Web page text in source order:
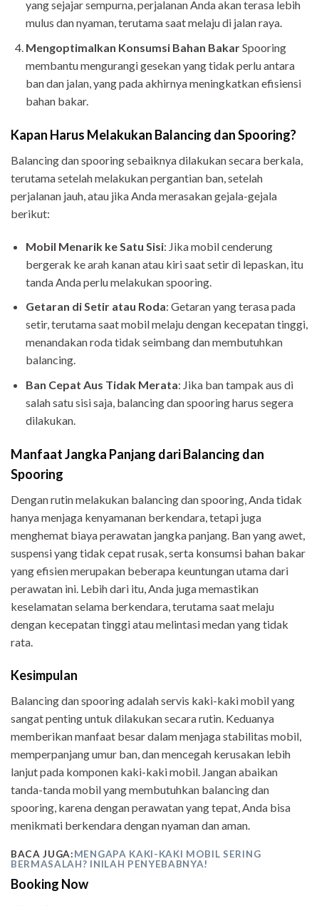
yang sejajar sempurna, perjalanan Anda akan terasa lebih
mulus dan nyaman, terutama saat melaju di jalan raya.
Mengoptimalkan Konsumsi Bahan BakarSpooring
membantu mengurangi gesekan yang tidak perlu antara
ban dan jalan, yang pada akhirnya meningkatkan efisiensi
bahan bakar.
Kapan Harus Melakukan Balancing dan Spooring?
Balancing dan spooring sebaiknya dilakukan secara berkala,
terutama setelah melakukan pergantian ban, setelah
perjalanan jauh, atau jika Anda merasakan gejala-gejala
berikut:
Mobil Menarik ke Satu Sisi: Jika mobil cenderung
bergerak ke arah kanan atau kiri saat setir di lepaskan, itu
tanda Anda perlu melakukan spooring.
Getaran di Setir atau Roda: Getaran yang terasa pada
setir, terutama saat mobil melaju dengan kecepatan tinggi,
menandakan roda tidak seimbang dan membutuhkan
balancing.
Ban Cepat Aus Tidak Merata: Jika ban tampak aus di
salah satu sisi saja, balancing dan spooring harus segera
dilakukan.
Manfaat Jangka Panjang dari Balancing dan
Spooring
Dengan rutin melakukan balancing dan spooring, Anda tidak
hanya menjaga kenyamanan berkendara, tetapi juga
menghemat biaya perawatan jangka panjang. Ban yang awet,
suspensi yang tidak cepat rusak, serta konsumsi bahan bakar
yang efisien merupakan beberapa keuntungan utama dari
perawatan ini. Lebih dari itu, Anda juga memastikan
keselamatan selama berkendara, terutama saat melaju
dengan kecepatan tinggi atau melintasi medan yang tidak
rata.
Kesimpulan
Balancing dan spooring adalah servis kaki-kaki mobil yang
sangat penting untuk dilakukan secara rutin. Keduanya
memberikan manfaat besar dalam menjaga stabilitas mobil,
memperpanjang umur ban, dan mencegah kerusakan lebih
lanjut pada komponen kaki-kaki mobil. Jangan abaikan
tanda-tanda mobil yang membutuhkan balancing dan
spooring, karena dengan perawatan yang tepat, Anda bisa
menikmati berkendara dengan nyaman dan aman.
BACA JUGA:MENGAPA KAKI-KAKI MOBIL SERING
BERMASALAH? INILAH PENYEBABNYA!
Booking Now